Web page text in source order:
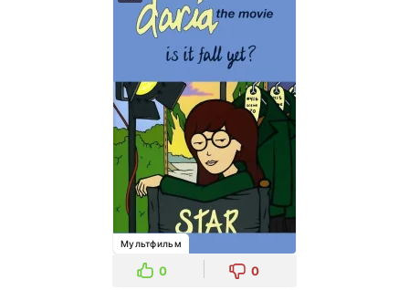
Мультфильм
0 0